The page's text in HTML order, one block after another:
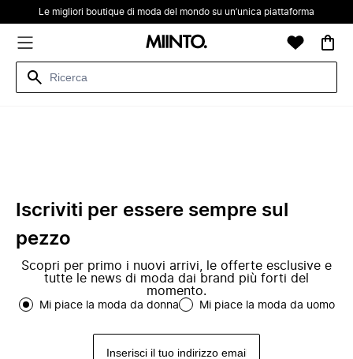
Le migliori boutique di moda del mondo su un’unica piattaforma
Iscriviti per essere sempre sul
pezzo
Scopri per primo i nuovi arrivi, le offerte esclusive e
tutte le news di moda dai brand più forti del
momento.
Mi piace la moda da donna Mi piace la moda da uomo